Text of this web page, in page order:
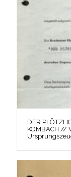
DER
KOMBACH //